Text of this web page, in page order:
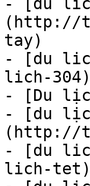
(http://
tay)
- [du
lich-304)
- [Du
- [du
(http://
- [du
lich-tet)